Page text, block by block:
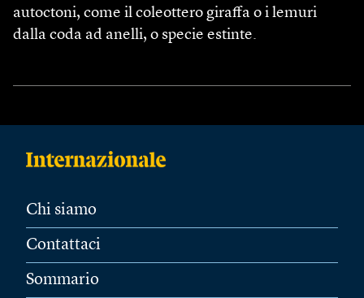
autoctoni, come il coleottero giraffa o i lemuri
dalla coda ad anelli, o specie estinte.
Chi siamo
Contattaci
Sommario